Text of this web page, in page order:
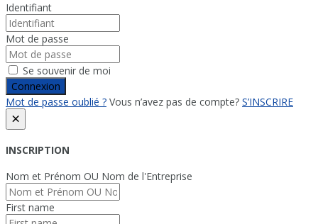
Identifiant
Mot de passe
Se souvenir de moi
Connexion
Mot de passe oublié ? Vous n’avez pas de compte? S’INSCRIRE
×
INSCRIPTION
Nom et Prénom OU Nom de l'Entreprise
First name